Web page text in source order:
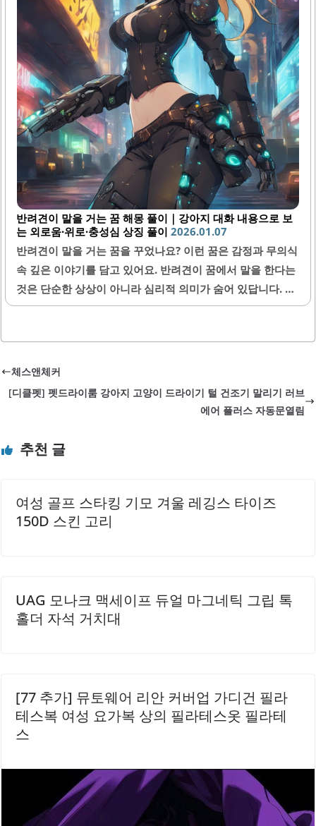
매트는 발이 바닥에 잘 잡히는 느낌을 제공하여 반려견이 안
정적으로 움직일 수 있도록 돕습니다. 또한,..
반려견이 말을 거는 꿈 해몽 풀이｜강아지 대화 내용으로 보
는 외로움·위로·충성심 상징 풀이 2026.01.07
반려견이 말을 거는 꿈을 꾸었나요? 이런 꿈은 감정과 무의식
속 깊은 이야기를 담고 있어요. 반려견이 꿈에서 말을 한다는
것은 단순한 상상이 아니라 심리적 의미가 숨어 있답니다. 이
번 글에서는 강아지 대화의 상징과 외로움, 위로, 충성심 등
견과의 특별한 소통을 이해해 보세요.1. 반려견이 말을 거는
꿈의 기본 의미반려견이 꿈에서 말을 거는 상황은 특별한 메
이나 소통의 욕구가 반영된 것으로 볼 수 있답니다. 강아지가
마음속 깊은 이야기를 전하려는 신호일 수 있어요. 또한, 반려
견의 말투나 내용에 따라 다양한 해석이 가능해요.특히 강아
체스앤체커
[디클펫] 펫드라이룸 강아지 고양이 드라이기 털 건조기 말리기 러브
에어 플러스 자동문열림
추천 글
여성 골프 스타킹 기모 겨울 레깅스 타이즈
150D 스킨 고리
UAG 모나크 맥세이프 듀얼 마그네틱 그립 톡
홀더 자석 거치대
[77 추가] 뮤토웨어 리안 커버업 가디건 필라
테스복 여성 요가복 상의 필라테스옷 필라테
스